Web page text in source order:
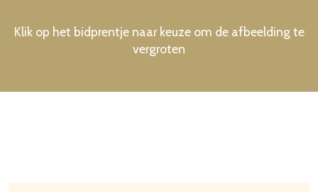
Klik op het bidprentje naar keuze om de afbeelding te
vergroten